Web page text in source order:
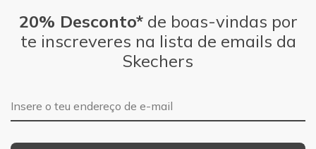
20% Desconto*de boas-vindas por
te inscreveres na lista de emails da
Skechers
Endereço de e-mail